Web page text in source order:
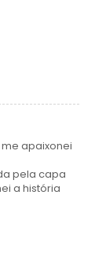
apaixonei
pela capa
a história